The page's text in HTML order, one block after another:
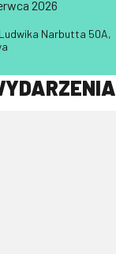
2026
Ludwika Narbutta 50A,